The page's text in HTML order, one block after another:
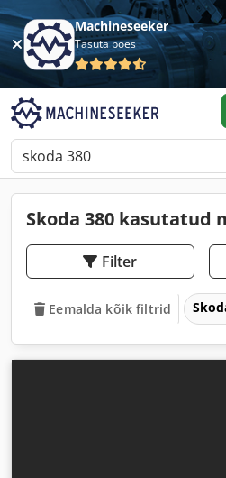
Machineseeker
Tasuta poes
Skoda 380 kasutatud
Filter
Eemalda kõik filtrid